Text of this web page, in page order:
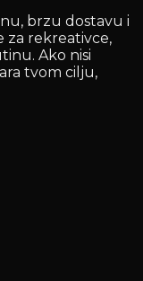
brzu dostavu i
za rekreativce,
Ako nisi
tvom cilju,